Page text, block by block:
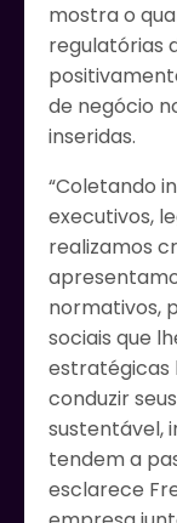
mostra o
regulatórias
de negócio
inseridas.
“Coletando
executivos,
realizamos
normativos,
sociais que
estratégicas
conduzir
sustentável,
tendem a
esclarece